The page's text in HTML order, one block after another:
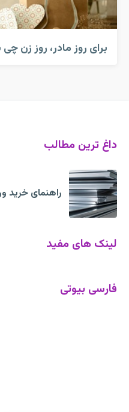
برای روز مادر، روز زن
داغ ترین مطالب
راهنمای خرید
لینک های مفید
فارسی بیوتی